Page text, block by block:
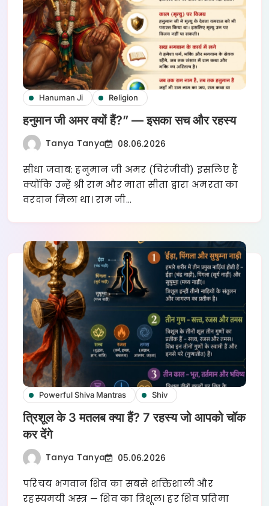
Hanuman Ji Religion
हनुमान जी अमर क्यों हैं?” — इसका सच और रहस्य
Tanya Tanya 08.06.2026
सीधा जवाब: हनुमान जी अमर (चिरंजीवी) इसलिए हैं
क्योंकि उन्हें श्री राम और माता सीता द्वारा अमरता का
वरदान मिला था। राम जी…
Powerful Shiva Mantras Shiv
त्रिशूल के 3 मतलब क्या हैं? 7 रहस्य जो आपको चॉक
कर देंगे
Tanya Tanya 05.06.2026
परिचय भगवान शिव का सबसे शक्तिशाली और
रहस्यमयी अस्त्र — शिव का त्रिशूल। हर शिव प्रतिमा